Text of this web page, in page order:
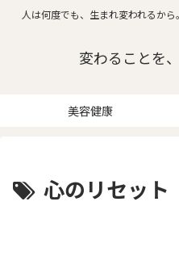
人は何度でも、生まれ変われるか
変わることを
美容健康
心のリセット